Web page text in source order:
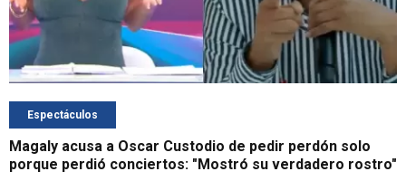
Espectáculos
Magaly acusa a Oscar Custodio de pedir perdón solo
porque perdió conciertos: "Mostró su verdadero rostro"